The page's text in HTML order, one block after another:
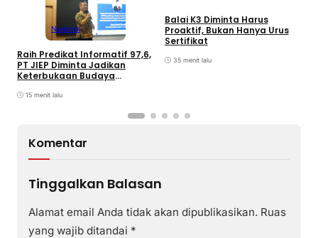
Nasional
Raih Predikat Informatif 97,6,
PT JIEP Diminta Jadikan
Keterbukaan Budaya
15 menit lalu
Balai K3 Diminta Harus
Proaktif, Bukan Hanya Urus
Sertifikat
35 menit lalu
Komentar
Tinggalkan Balasan
Alamat email Anda tidak akan dipublikasikan. Ruas
yang wajib ditandai *